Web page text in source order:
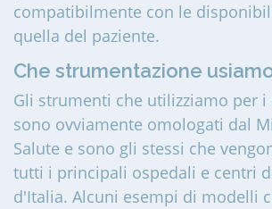
compatibilmente con le
quella del paziente.
Che strumentazione
Gli strumenti che utilizziamo per
sono ovviamente omologati dal
Salute e sono gli stessi che
tutti i principali ospedali e centri
d'Italia. Alcuni esempi di modelli